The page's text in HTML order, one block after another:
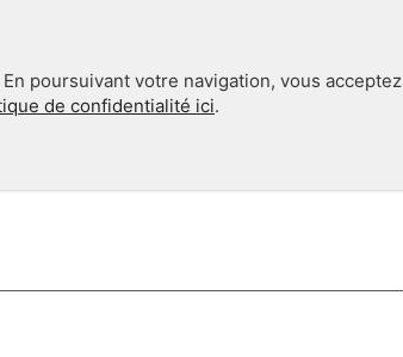
poursuivant votre navigation, vous acceptez
de confidentialité ici.